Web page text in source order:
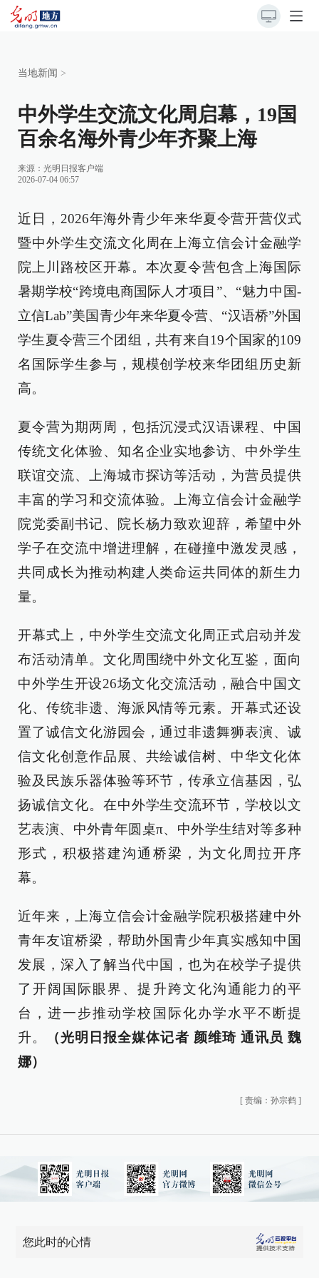
当地新闻 >
中外学生交流文化周启幕，19国
百余名海外青少年齐聚上海
来源： 光明日报客户端
2026-07-04 06:57
近日，2026年海外青少年来华夏令营开营仪式
暨中外学生交流文化周在上海立信会计金融学
院上川路校区开幕。本次夏令营包含上海国际
暑期学校“跨境电商国际人才项目”、“魅力中国-
立信Lab”美国青少年来华夏令营、“汉语桥”外国
学生夏令营三个团组，共有来自19个国家的109
名国际学生参与，规模创学校来华团组历史新
高。
夏令营为期两周，包括沉浸式汉语课程、中国
传统文化体验、知名企业实地参访、中外学生
联谊交流、上海城市探访等活动，为营员提供
丰富的学习和交流体验。上海立信会计金融学
院党委副书记、院长杨力致欢迎辞，希望中外
学子在交流中增进理解，在碰撞中激发灵感，
共同成长为推动构建人类命运共同体的新生力
量。
开幕式上，中外学生交流文化周正式启动并发
布活动清单。文化周围绕中外文化互鉴，面向
中外学生开设26场文化交流活动，融合中国文
化、传统非遗、海派风情等元素。开幕式还设
置了诚信文化游园会，通过非遗舞狮表演、诚
信文化创意作品展、共绘诚信树、中华文化体
验及民族乐器体验等环节，传承立信基因，弘
扬诚信文化。在中外学生交流环节，学校以文
艺表演、中外青年圆桌π、中外学生结对等多种
形式，积极搭建沟通桥梁，为文化周拉开序
幕。
近年来，上海立信会计金融学院积极搭建中外
青年友谊桥梁，帮助外国青少年真实感知中国
发展，深入了解当代中国，也为在校学子提供
了开阔国际眼界、提升跨文化沟通能力的平
台，进一步推动学校国际化办学水平不断提
升。
（光明日报全媒体记者 颜维琦 通讯员 魏
娜）
[ 责编：孙宗鹤 ]
您此时的心情